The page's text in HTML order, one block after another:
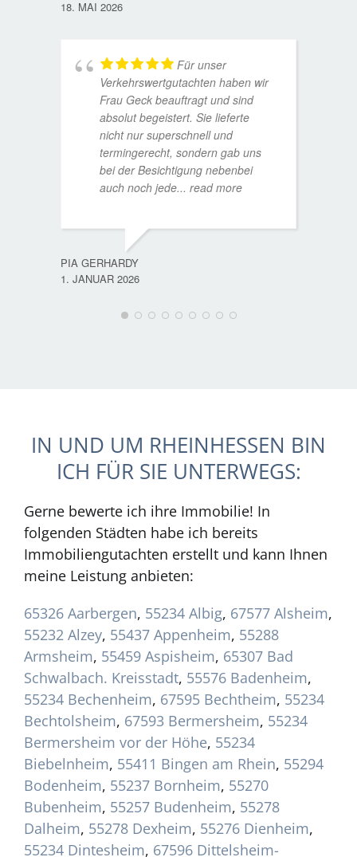
18. MAI 2026
Für unser
Verkehrswertgutachten haben wir
Frau Geck beauftragt und sind
absolut begeistert. Sie lieferte
nicht nur superschnell und
termingerecht, sondern gab uns
bei der Besichtigung nebenbei
auch noch jede... read more
PIA GERHARDY
1. JANUAR 2026
IN UND UM RHEINHESSEN BIN
ICH FÜR SIE UNTERWEGS:
Gerne bewerte ich ihre Immobilie! In
folgenden Städten habe ich bereits
Immobiliengutachten erstellt und kann Ihnen
meine Leistung anbieten:
65326 Aarbergen, 55234 Albig, 67577 Alsheim,
55232 Alzey, 55437 Appenheim, 55288
Armsheim, 55459 Aspisheim, 65307 Bad
Schwalbach. Kreisstadt, 55576 Badenheim,
55234 Bechenheim, 67595 Bechtheim, 55234
Bechtolsheim, 67593 Bermersheim, 55234
Bermersheim vor der Höhe, 55234
Biebelnheim, 55411 Bingen am Rhein, 55294
Bodenheim, 55237 Bornheim, 55270
Bubenheim, 55257 Budenheim, 55278
Dalheim, 55278 Dexheim, 55276 Dienheim,
55234 Dintesheim, 67596 Dittelsheim-